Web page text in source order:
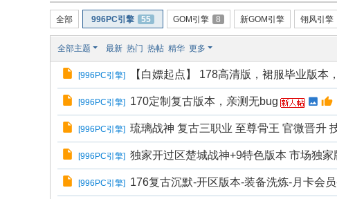
全部 996PC引擎 55 GOM引擎 8 新GOM引擎 翎风引擎
全部主题 最新 热门 热帖 精华 更多
[996PC引擎] 【白嫖起点】 178高清版，裙服毕业版
[996PC引擎] 170定制复古版本，亲测无bug
[996PC引擎] 琉璃战神 复古三职业 至尊骨王 官微晋升
[996PC引擎] 独家开过区楚城战神+9特色版本 市场独
[996PC引擎] 176复古沉默-开区版本-装备洗炼-月卡会